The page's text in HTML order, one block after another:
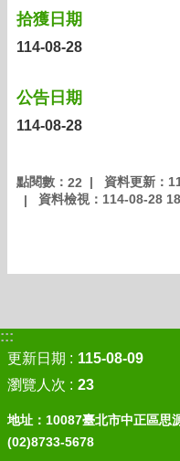
拾獲日期
114-08-28
公告日期
114-08-28
點閱數： 22
資料更新：
資料檢視：114-08-28
:::
更新日期
115-08-09
瀏覽人次
23
地址：10087臺北市中正區思
(02)8733-5678